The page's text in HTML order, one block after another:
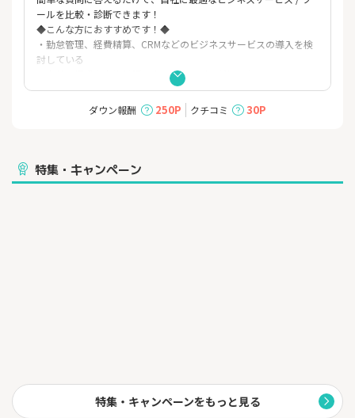
ールを比較・診断できます！
◆こんな方におすすめです！◆
・勤怠管理、経費精算、CRMなどのビジネスサービスの導入を検
討している
・自社の規模や事業状況に合ったサービスが知りたい
・様々なビジネスサービス・ツールを比較したい
◆ITトレンドの特徴◆
・20種類以上のカテゴリーからあなたの会社に合ったビジネスサ
・勤怠や有給など一人ずつ確認・管理するのが大変…
⇒勤怠管理システムの導入で人的ミスや管理工数を削減、勤怠管
・メール配信システム
ダウン報酬 250P クチコミ 30P
特集・キャンペーン
特集・キャンペーンをもっと見る